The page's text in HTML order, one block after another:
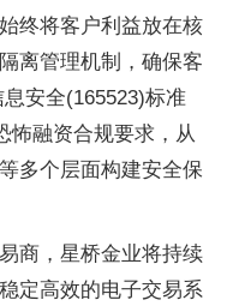
终将客户利益放在核
离管理机制，确保客
安全(165523)标准
怖融资合规要求，从
多个层面构建安全保
商，星桥金业将持续
定高效的电子交易系